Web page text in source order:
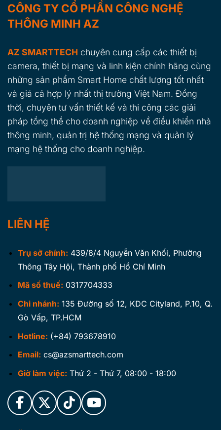
CÔNG TY CỔ PHẦN CÔNG NGHỆ
THÔNG MINH AZ
AZ SMARTTECH chuyên cung cấp các thiết bị
camera, thiết bị mạng và linh kiện chính hãng cùng
những sản phẩm Smart Home chất lượng tốt nhất
và giá cả hợp lý nhất thị trường Việt Nam. Đồng
thời, chuyên tư vấn thiết kế và thi công các giải
pháp tổng thể cho doanh nghiệp về điều khiển nhà
thông minh, quản trị hệ thống mạng và quản lý
mạng hệ thống cho doanh nghiệp.
LIÊN HỆ
Trụ sở chính: 439/8/4 Nguyễn Văn Khối, Phường
Thông Tây Hội, Thành phố Hồ Chí Minh
Mã số thuế: 0317704333
Chi nhánh: 135 Đường số 12, KDC Cityland, P.10, Q.
Gò Vấp, TP.HCM
Hotline: (+84) 793678910
Email: cs@azsmarttech.com
Giờ làm việc: Thứ 2 - Thứ 7, 08:00 - 18:00